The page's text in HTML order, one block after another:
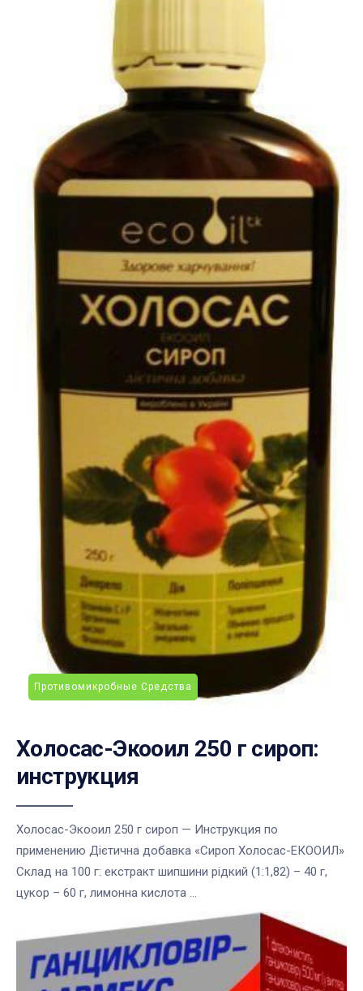
Противомикробные Средства
Холосас-Экооил 250 г сироп:
инструкция
Холосас-Экооил 250 г сироп — Инструкция по
применению Дієтична добавка «Сироп Холосас-ЕКООИЛ»
Склад на 100 г: екстракт шипшини рідкий (1:1,82) – 40 г,
цукор – 60 г, лимонна кислота ...